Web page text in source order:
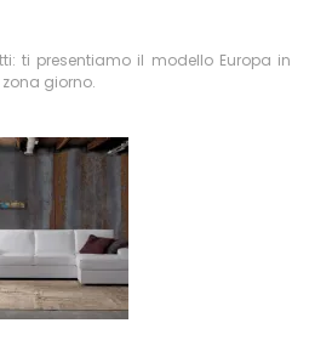
ti presentiamo il modello Europa in
giorno.